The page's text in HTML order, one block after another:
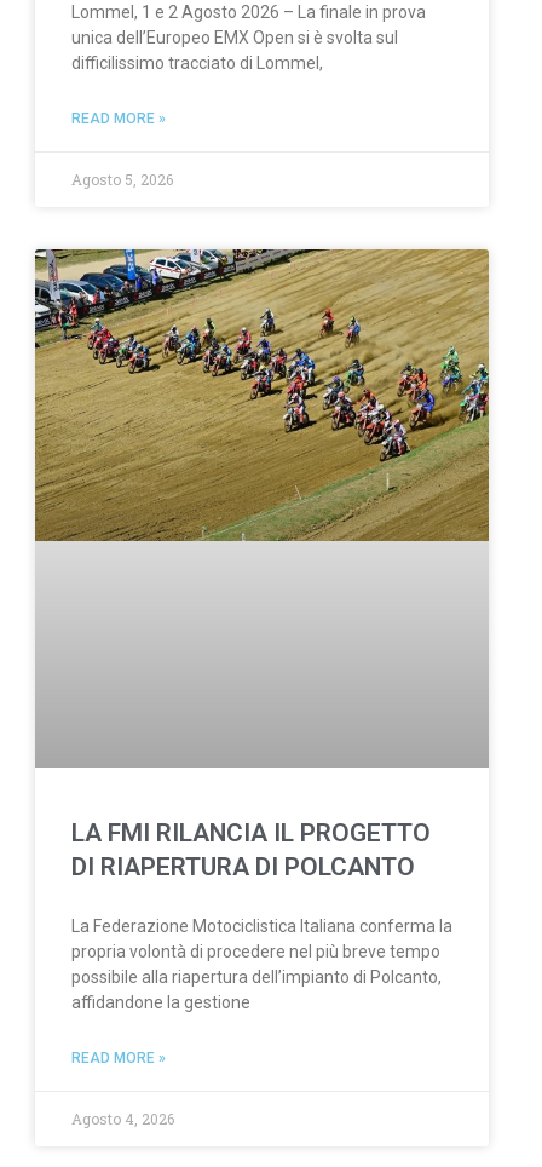
Lommel, 1 e 2 Agosto 2026 – La finale in prova
unica dell’Europeo EMX Open si è svolta sul
difficilissimo tracciato di Lommel,
READ MORE »
Agosto 5, 2026
LA FMI RILANCIA IL PROGETTO
DI RIAPERTURA DI POLCANTO
La Federazione Motociclistica Italiana conferma la
propria volontà di procedere nel più breve tempo
possibile alla riapertura dell’impianto di Polcanto,
affidandone la gestione
READ MORE »
Agosto 4, 2026